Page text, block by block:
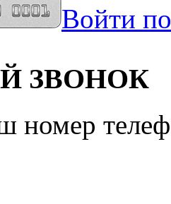
Войти
ЗВОНОК
номер